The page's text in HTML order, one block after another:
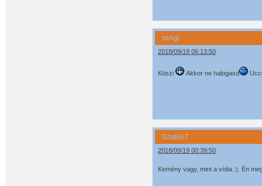
szAgi
2018/09/19 06:13:50
Köszi Akkor ne halogasd
Szabi67
2018/09/19 00:39:50
Kemény vagy, mint a vídia :). Én